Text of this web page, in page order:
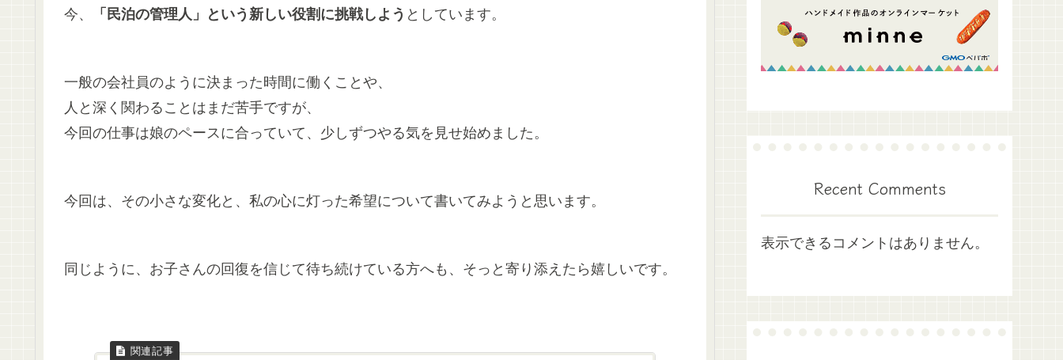
今、 「民泊の管理人」という新しい役割に挑戦しよう としています。
一般の会社員のように決まった時間に働くことや、
人と深く関わることはまだ苦手ですが、
今回の仕事は娘のペースに合っていて、少しずつやる気を見せ始めました。
今回は、その小さな変化と、私の心に灯った希望について書いてみようと思います。
同じように、お子さんの回復を信じて待ち続けている方へも、そっと寄り添えたら嬉しいです。
Recent Comments
表示できるコメントはありません。